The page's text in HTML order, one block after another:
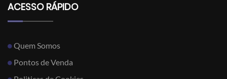
ACESSO RÁPIDO
Quem Somos
Pontos de Venda